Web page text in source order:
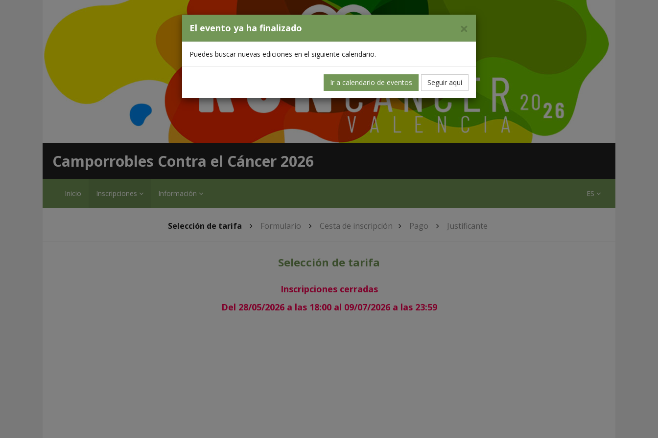
Camporrobles Contra el Cáncer 2026
Inicio Inscripciones Información ES
Selección de tarifa Formulario Cesta de inscripción Pago Justificante
Selección de tarifa
Inscripciones cerradas
Del 28/05/2026 a las 18:00 al 09/07/2026 a las 23:59
×
El evento ya ha finalizado
Puedes buscar nuevas ediciones en el siguiente calendario.
Seguir aquí
Ir a calendario de eventos